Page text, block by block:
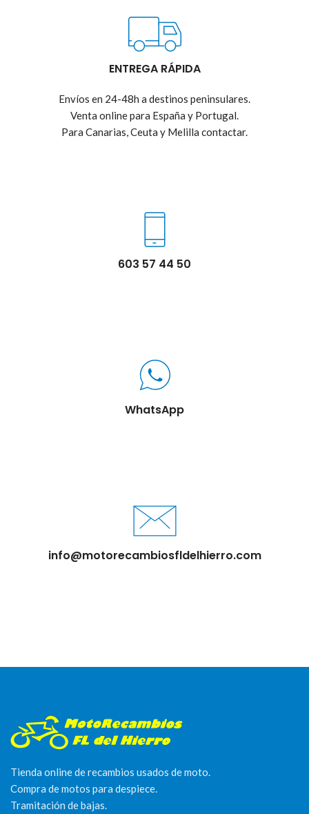
ENTREGA RÁPIDA
Envíos en 24-48h a destinos peninsulares.
Venta online para España y Portugal.
Para Canarias, Ceuta y Melilla contactar.
603 57 44 50
WhatsApp
info@motorecambiosfldelhierro.com
Tienda online de recambios usados de moto.
Compra de motos para despiece.
Tramitación de bajas.